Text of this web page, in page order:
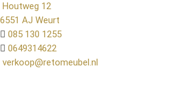
Houtweg 12
6551 AJ Weurt
085 130 1255
0649314622
verkoop@retomeubel.nl